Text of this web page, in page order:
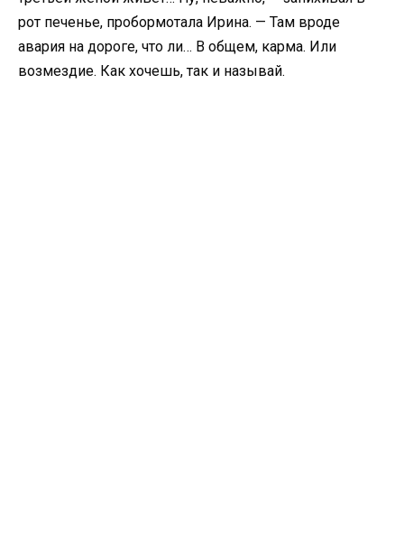
рот печенье, пробормотала Ирина. — Там вроде
авария на дороге, что ли… В общем, карма. Или
возмездие. Как хочешь, так и называй.